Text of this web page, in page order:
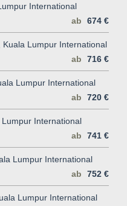
International
ab
674 €
Kuala Lumpur International
ab
716 €
Lumpur International
ab
720 €
International
ab
741 €
Lumpur International
ab
752 €
Lumpur International